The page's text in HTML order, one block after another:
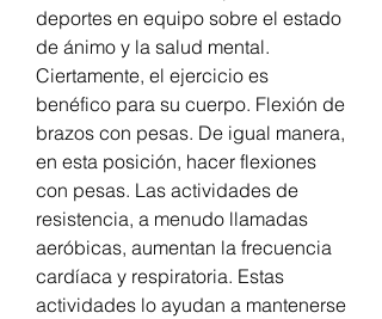
deportes en equipo sobre el estado
de ánimo y la salud mental.
Ciertamente, el ejercicio es
benéfico para su cuerpo. Flexión de
brazos con pesas. De igual manera,
en esta posición, hacer flexiones
con pesas. Las actividades de
resistencia, a menudo llamadas
aeróbicas, aumentan la frecuencia
cardíaca y respiratoria. Estas
actividades lo ayudan a mantenerse